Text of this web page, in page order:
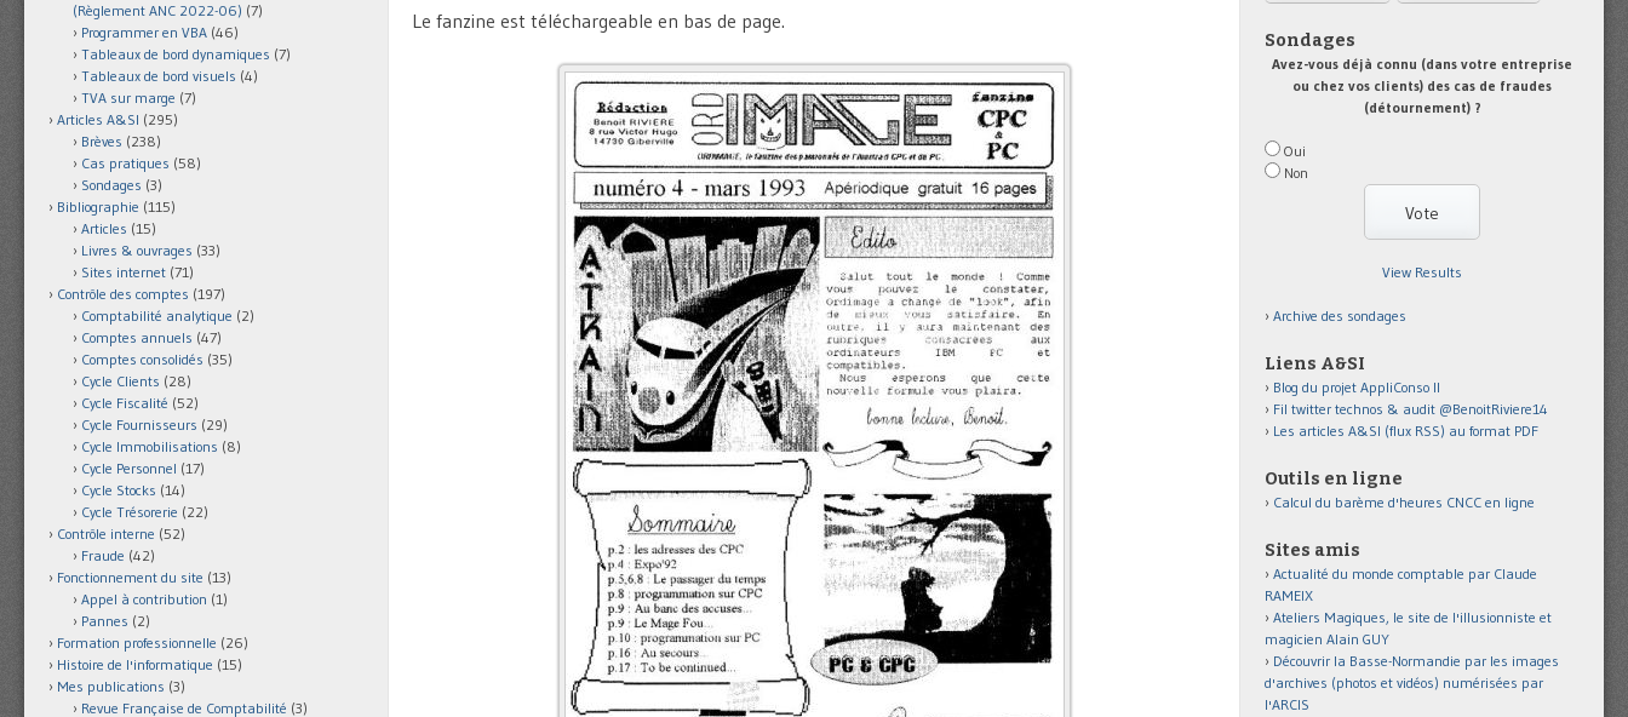
Le fanzine est téléchargeable en bas de page.
(Règlement ANC 2022-06) (7)
Programmer en VBA (46)
Tableaux de bord dynamiques (7)
Tableaux de bord visuels (4)
TVA sur marge (7)
Articles A&SI (295)
Brèves (238)
Cas pratiques (58)
Sondages (3)
Bibliographie (115)
Articles (15)
Livres & ouvrages (33)
Sites internet (71)
Contrôle des comptes (197)
Comptabilité analytique (2)
Comptes annuels (47)
Comptes consolidés (35)
Cycle Clients (28)
Cycle Fiscalité (52)
Cycle Fournisseurs (29)
Cycle Immobilisations (8)
Cycle Personnel (17)
Cycle Stocks (14)
Cycle Trésorerie (22)
Contrôle interne (52)
Fraude (42)
Fonctionnement du site (13)
Appel à contribution (1)
Pannes (2)
Formation professionnelle (26)
Histoire de l'informatique (15)
Mes publications (3)
Revue Française de Comptabilité (3)
Sondages
Avez-vous déjà connu (dans votre entreprise
ou chez vos clients) des cas de fraudes
(détournement) ?
Oui
Non
View Results
Archive des sondages
Liens A&SI
Blog du projet AppliConso II
Fil twitter technos & audit @BenoitRiviere14
Les articles A&SI (flux RSS) au format PDF
Outils en ligne
Calcul du barème d'heures CNCC en ligne
Sites amis
Actualité du monde comptable par Claude
RAMEIX
Ateliers Magiques, le site de l'illusionniste et
magicien Alain GUY
Découvrir la Basse-Normandie par les images
d'archives (photos et vidéos) numérisées par
l'ARCIS